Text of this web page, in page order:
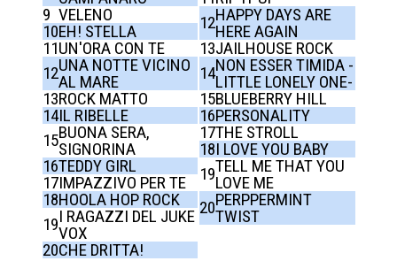
9 VELENO
10EH! STELLA
11UN'ORA CON TE
12UNA NOTTE VICINO
AL MARE
13ROCK MATTO
14IL RIBELLE
15BUONA SERA,
SIGNORINA
16TEDDY GIRL
17IMPAZZIVO PER TE
18HOOLA HOP ROCK
19I RAGAZZI DEL JUKE
VOX
20CHE DRITTA!
12HAPPY DAYS ARE
HERE AGAIN
13JAILHOUSE ROCK
14NON ESSER TIMIDA -
LITTLE LONELY ONE-
15BLUEBERRY HILL
16PERSONALITY
17THE STROLL
18I LOVE YOU BABY
19TELL ME THAT YOU
LOVE ME
20PERPPERMINT
TWIST